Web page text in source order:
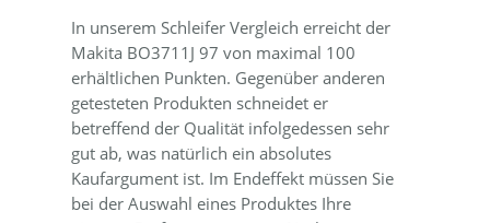
In unserem Schleifer Vergleich erreicht der
Makita BO3711J 97 von maximal 100
erhältlichen Punkten. Gegenüber anderen
getesteten Produkten schneidet er
betreffend der Qualität infolgedessen sehr
gut ab, was natürlich ein absolutes
Kaufargument ist. Im Endeffekt müssen Sie
bei der Auswahl eines Produktes Ihre